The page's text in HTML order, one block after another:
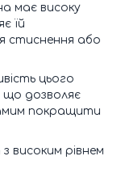
має високу
їй
стиснення або
цього
що дозволяє
покращити
високим рівнем